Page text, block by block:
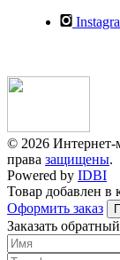
© 2026 Интернет-
права защищены.
Powered by IDBI
Товар добавлен в
Оформить заказ
Заказать